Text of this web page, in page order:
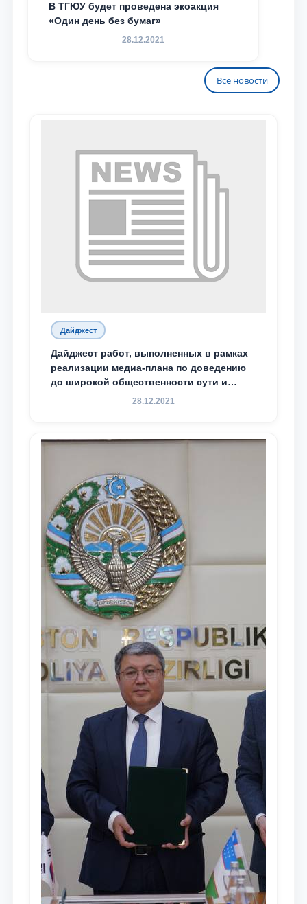
В ТГЮУ будет проведена экоакция
«Один день без бумаг»
28.12.2021
Все новости
Дайджест
Дайджест работ, выполненных в рамках
реализации медиа-плана по доведению
до широкой общественности сути и
содержания задач, определённых в
Мажлису и народу Узбекистана
28.12.2021